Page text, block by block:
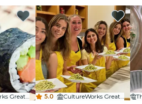
CultureWorks Greater Philadelphia
5.0 ·
CultureWorks Greater Philadelphia